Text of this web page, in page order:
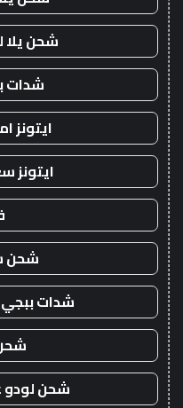
شحن يلا
شدات
ايتونز
شحن
شدات
شحن لودو